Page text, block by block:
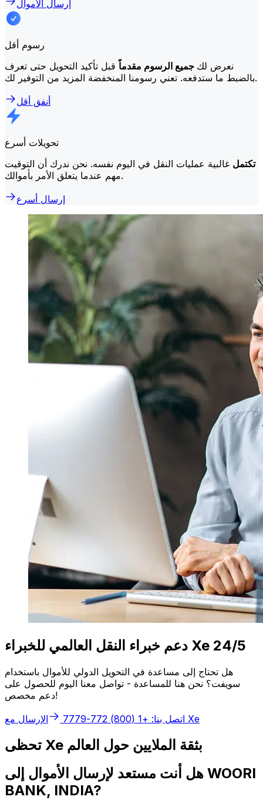
إرسال الأموال
رسوم أقل
نعرض لك جميع الرسوم مقدماًقبل تأكيد التحويل حتى تعرف
بالضبط ما ستدفعه. تعني رسومنا المنخفضة المزيد من التوفير لك.
أنفق أقل
تحويلات أسرع
تكتمل غالبية عمليات النقل في اليوم نفسه. نحن ندرك أن التوقيت
مهم عندما يتعلق الأمر بأموالك.
إرسال أسرع
دعم خبراء النقل العالمي للخبراء Xe 24/5
هل تحتاج إلى مساعدة في التحويل الدولي للأموال باستخدام
سويفت؟ نحن هنا للمساعدة - تواصل معنا اليوم للحصول على
دعم مخصص!
اتصل بنا: +1 (800) 772-7779 الإرسال مع Xe
تحظى Xe بثقة الملايين حول العالم
هل أنت مستعد لإرسال الأموال إلى WOORI
BANK, INDIA?